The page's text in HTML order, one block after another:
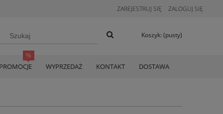
ZAREJESTRUJ SIĘ ZALOGUJ SIĘ
Koszyk: (pusty)
PROMOCJE WYPRZEDAŻ KONTAKT DOSTAWA